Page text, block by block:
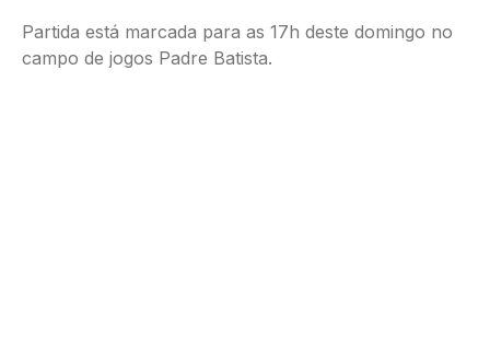
Partida está marcada para as 17h deste domingo no
campo de jogos Padre Batista.